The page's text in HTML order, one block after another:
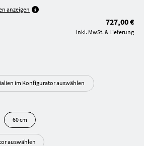
anzeigen
727,00 €
inkl. MwSt. & Lieferung
im Konfigurator auswählen
60 cm
auswählen